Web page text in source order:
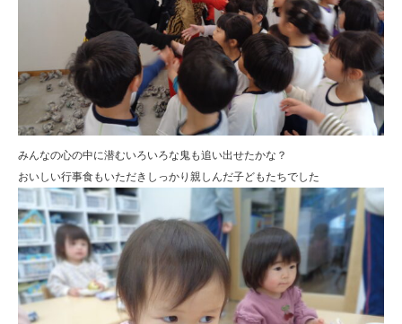
みんなの心の中に潜むいろいろな鬼も追い出せたかな？
おいしい行事食もいただきしっかり親しんだ子どもたちでした